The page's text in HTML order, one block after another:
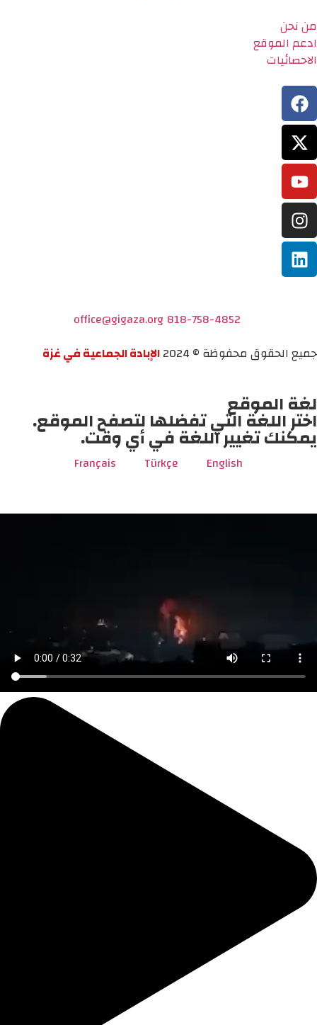
من نحن
ادعم الموقع
الاحصائيات
818-758-4852
office@gigaza.org
جميع الحقوق محفوظة © 2024
الإبادة الجماعية في غزة
لغة الموقع
اختر اللغة التي تفضلها لتصفح الموقع.
يمكنك تغيير اللغة في أي وقت.
English
Türkçe
Français